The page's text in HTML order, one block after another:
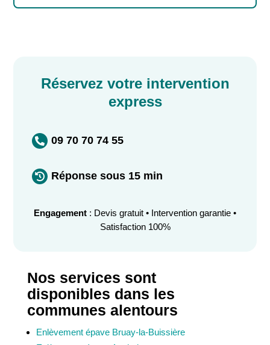
Réservez votre intervention
express
 09 70 70 74 55
 Réponse sous 15 min
Engagement : Devis gratuit • Intervention garantie •
Satisfaction 100%
Nos services sont
disponibles dans les
communes alentours
Enlèvement épave Bruay-la-Buissière